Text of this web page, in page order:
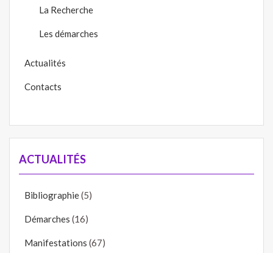
La Recherche
Les démarches
Actualités
Contacts
ACTUALITÉS
Bibliographie(5)
Démarches (16)
Manifestations (67)